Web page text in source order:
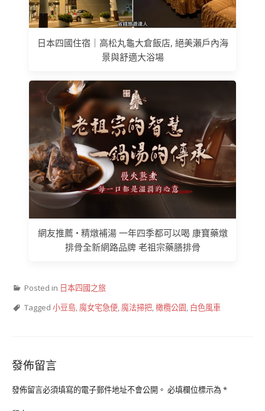
日本四國住宿｜高松丸龜大倉飯店, 絕美瀨戶內海
景與舒適大浴場
網友推薦 • 精燉補湯 一年四季都可以喝 康寶藥燉
排骨全新網路品牌 老祖宗藥膳排骨
Posted in 日本四國之旅
Tagged 小豆島, 魔女宅急便, 魔法掃把,橄欖公園, 白色風車
發佈留言
發佈留言必須填寫的電子郵件地址不會公開。 必填欄位標示為*